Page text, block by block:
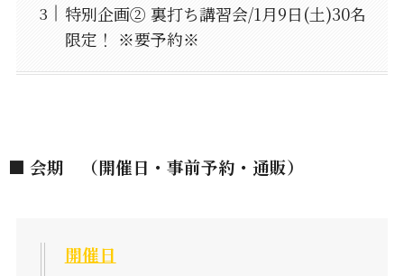
特別企画② 裏打ち講習会/1月9日(土)30名
限定！ ※要予約※
■ 会期 （開催日・事前予約・通販）
開催日